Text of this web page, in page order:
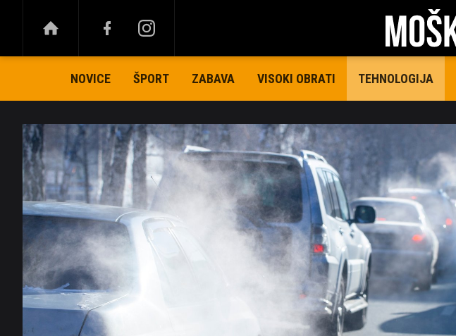
NOVICE ŠPORT ZABAVA VISOKI OBRATI TEHNOLOGIJA